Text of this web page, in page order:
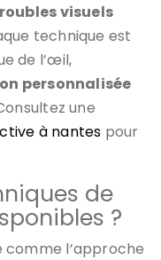
visuels
technique est
de l’œil,
personnalisée
une
à nantes pour
de
?
comme l’approche